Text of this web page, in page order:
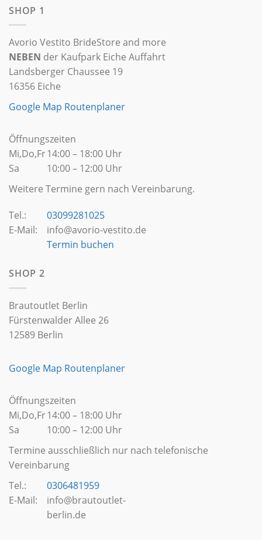
SHOP 1
Avorio Vestito BrideStore and more
NEBEN der Kaufpark Eiche Auffahrt
Landsberger Chaussee 19
16356 Eiche
Google Map Routenplaner
Öffnungszeiten
Mi,Do,Fr
Sa
14:00 – 18:00 Uhr
10:00 – 12:00 Uhr
Weitere Termine gern nach Vereinbarung.
Tel.:
E-Mail:
03099281025
info@avorio-vestito.de
Termin buchen
SHOP 2
Brautoutlet Berlin
Fürstenwalder Allee 26
12589 Berlin
Google Map Routenplaner
Öffnungszeiten
Mi,Do,Fr
Sa
14:00 – 18:00 Uhr
10:00 – 12:00 Uhr
Termine ausschließlich nur nach telefonische
Vereinbarung
Tel.:
E-Mail:
0306481959
info@brautoutlet-
berlin.de